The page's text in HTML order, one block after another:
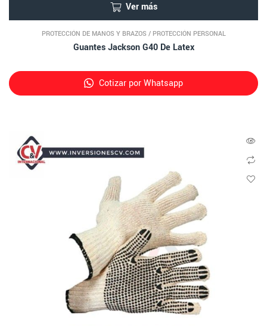
Ver más
PROTECCIÓN DE MANOS Y BRAZOS / PROTECCIÓN PERSONAL
Guantes Jackson G40 De Latex
Cotizar por Whatsapp